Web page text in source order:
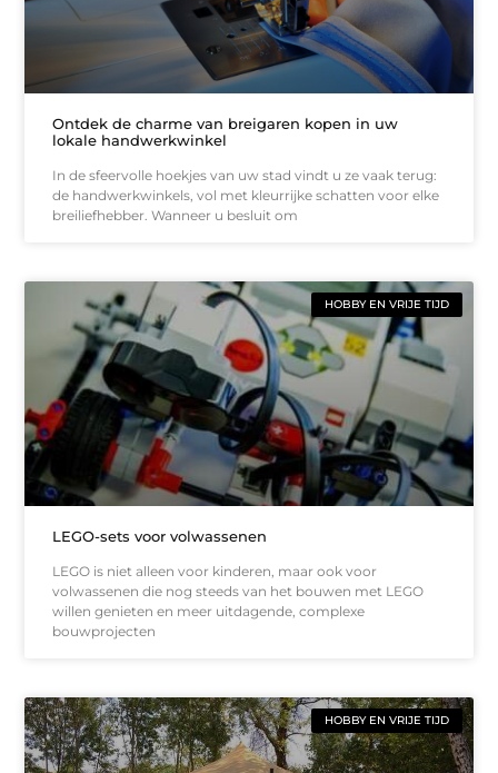
Ontdek de charme van breigaren kopen in uw
lokale handwerkwinkel
In de sfeervolle hoekjes van uw stad vindt u ze vaak terug:
de handwerkwinkels, vol met kleurrijke schatten voor elke
breiliefhebber. Wanneer u besluit om
HOBBY EN VRIJE TIJD
LEGO-sets voor volwassenen
LEGO is niet alleen voor kinderen, maar ook voor
volwassenen die nog steeds van het bouwen met LEGO
willen genieten en meer uitdagende, complexe
bouwprojecten
HOBBY EN VRIJE TIJD